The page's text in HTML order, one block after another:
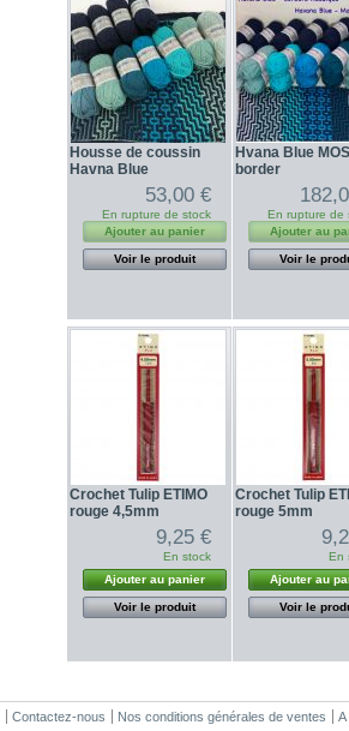
Housse de coussin
Havna Blue
53,00 €
En rupture de stock
Ajouter au panier
Voir le produit
Hvana Blue
border
En rupture de
Ajouter au
Voir le
Crochet Tulip ETIMO
rouge 4,5mm
9,25 €
En stock
Ajouter au panier
Voir le produit
Crochet Tulip
rouge 5mm
En
Ajouter au
Voir le
Contactez-nous Nos conditions générales de ventes A